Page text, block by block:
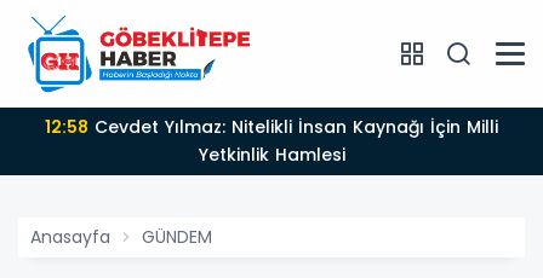
12:58
Yetkinlik Hamlesi
Anasayfa GÜNDEM